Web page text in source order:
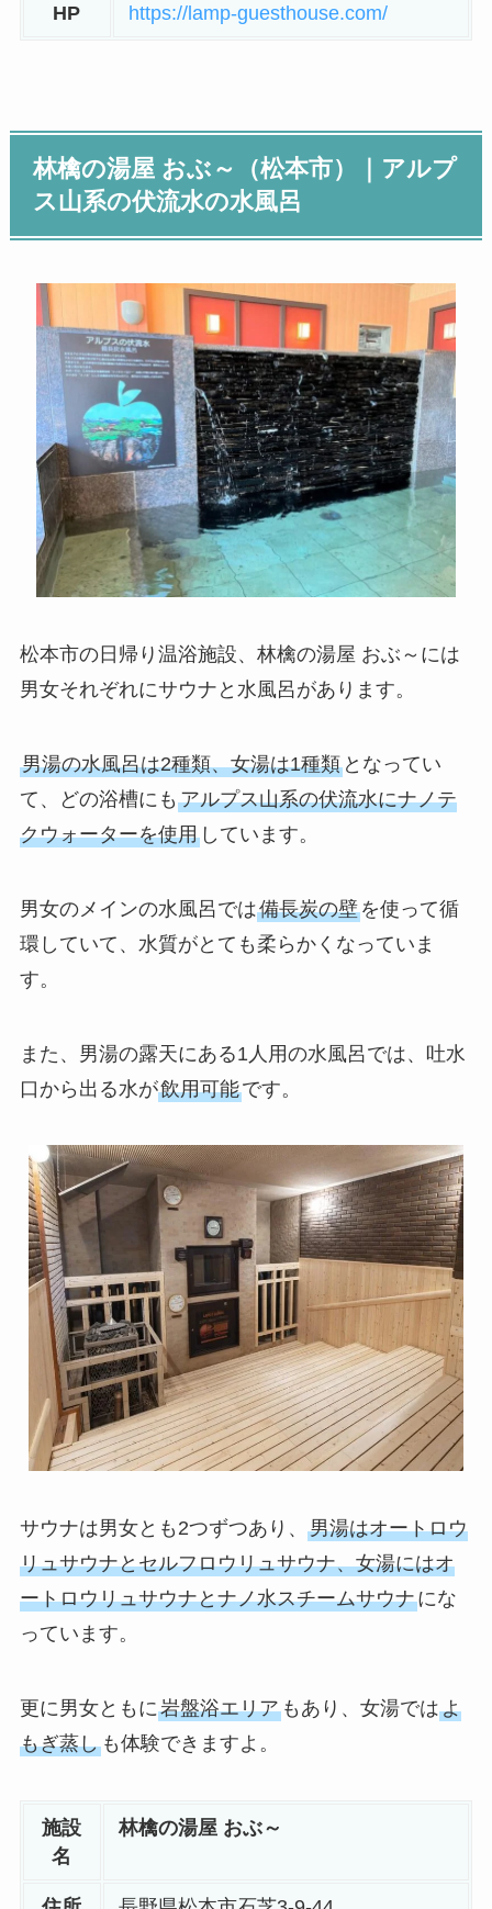
HP https://lamp-guesthouse.com/
林檎の湯屋 おぶ～（松本市）
｜アルプ
ス山系の伏流水の水風呂
松本市の日帰り温浴施設、林檎の湯屋 おぶ～には
男女それぞれにサウナと水風呂があります。
男湯の水風呂は2種類、女湯は1種類となってい
て、どの浴槽にも アルプス山系の伏流水にナノテ
クウォーターを使用しています。
男女のメインの水風呂では備長炭の壁を使って循
環していて、水質がとても柔らかくなっていま
す。
また、男湯の露天にある1人用の水風呂では、吐水
口から出る水が飲用可能です。
サウナは男女とも2つずつあり、 男湯はオートロウ
リュサウナとセルフロウリュサウナ、女湯にはオ
ートロウリュサウナとナノ水スチームサウナにな
っています。
更に男女ともに岩盤浴エリアもあり、女湯ではよ
もぎ蒸しも体験できますよ。
施設
名
林檎の湯屋 おぶ～